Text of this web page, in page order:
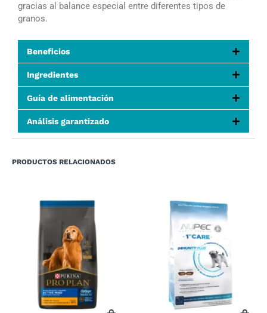
gracias al balance especial entre diferentes tipos de
granos.
Beneficios
Ingredientes
Guía de alimentación
Análisis garantizado
PRODUCTOS RELACIONADOS